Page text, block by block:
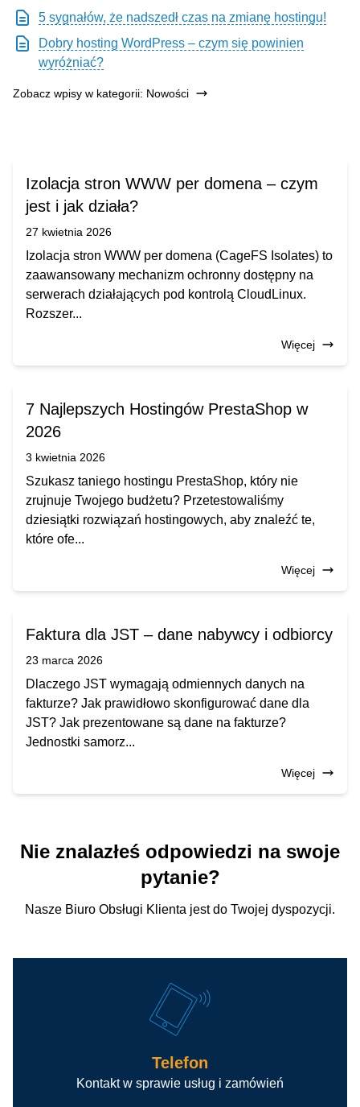
5 sygnałów, że nadszedł czas na zmianę hostingu!
Dobry hosting WordPress – czym się powinien
wyróżniać?
Zobacz wpisy w kategorii: Nowości
Izolacja stron WWW per domena – czym
jest i jak działa?
27 kwietnia 2026
Izolacja stron WWW per domena (CageFS Isolates) to
zaawansowany mechanizm ochronny dostępny na
serwerach działających pod kontrolą CloudLinux.
Rozszer...
Więcej
7 Najlepszych Hostingów PrestaShop w
2026
3 kwietnia 2026
Szukasz taniego hostingu PrestaShop, który nie
zrujnuje Twojego budżetu? Przetestowaliśmy
dziesiątki rozwiązań hostingowych, aby znaleźć te,
które ofe...
Więcej
Faktura dla JST – dane nabywcy i odbiorcy
23 marca 2026
Dlaczego JST wymagają odmiennych danych na
fakturze? Jak prawidłowo skonfigurować dane dla
JST? Jak prezentowane są dane na fakturze?
Jednostki samorz...
Więcej
Nie znalazłeś odpowiedzi na swoje
pytanie?
Nasze Biuro Obsługi Klienta jest do Twojej dyspozycji.
Telefon
Kontakt w sprawie usług i zamówień